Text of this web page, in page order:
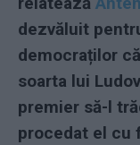
dezvăluit
democraților
soarta lui
premier să-l
procedat el cu